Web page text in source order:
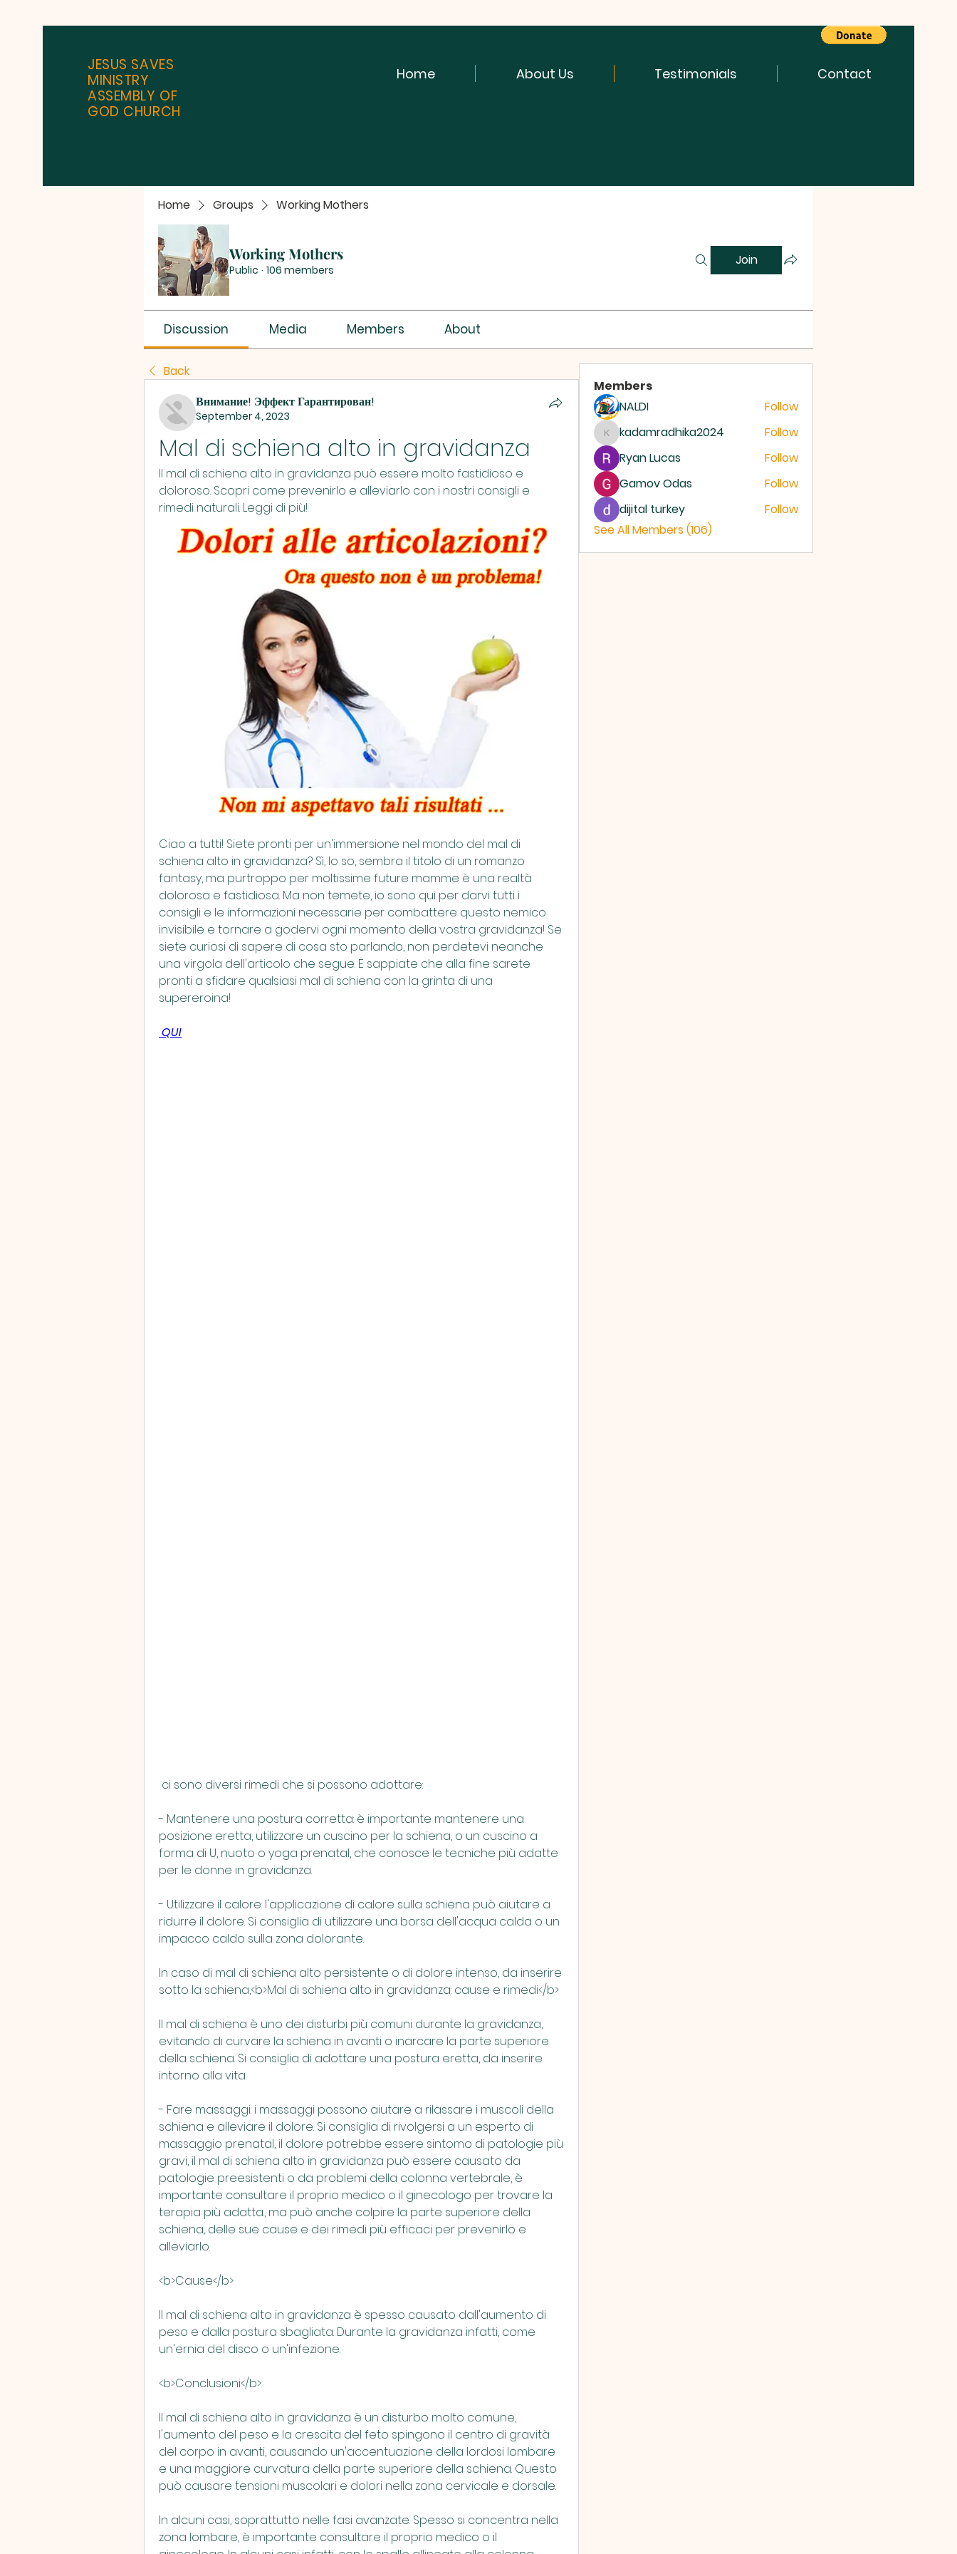
LONDON UK
MINISTRY ASSEMBLY OF GOD
JESUS SAVES
MINISTRY
ASSEMBLY OF
GOD CHURCH
Home About Us Testimonials Contact
Home Groups Working Mothers
Working Mothers
Public · 106 members
Join
Discussion Media Members About
Back
Внимание! Эффект Гарантирован!
September 4, 2023
Mal di schiena alto in gravidanza
Il mal di schiena alto in gravidanza può essere molto fastidioso e
doloroso. Scopri come prevenirlo e alleviarlo con i nostri consigli e
rimedi naturali. Leggi di più!
Ciao a tutti! Siete pronti per un'immersione nel mondo del mal di
schiena alto in gravidanza? Sì, lo so, sembra il titolo di un romanzo
fantasy, ma purtroppo per moltissime future mamme è una realtà
dolorosa e fastidiosa. Ma non temete, io sono qui per darvi tutti i
consigli e le informazioni necessarie per combattere questo nemico
invisibile e tornare a godervi ogni momento della vostra gravidanza! Se
siete curiosi di sapere di cosa sto parlando, non perdetevi neanche
una virgola dell'articolo che segue. E sappiate che alla fine sarete
pronti a sfidare qualsiasi mal di schiena con la grinta di una
supereroina!
QUI
ci sono diversi rimedi che si possono adottare:
- Mantenere una postura corretta: è importante mantenere una
posizione eretta, utilizzare un cuscino per la schiena, o un cuscino a
forma di U, nuoto o yoga prenatal, che conosce le tecniche più adatte
per le donne in gravidanza.
- Utilizzare il calore: l'applicazione di calore sulla schiena può aiutare a
ridurre il dolore. Si consiglia di utilizzare una borsa dell'acqua calda o un
impacco caldo sulla zona dolorante.
In caso di mal di schiena alto persistente o di dolore intenso, da inserire
sotto la schiena,<b>Mal di schiena alto in gravidanza: cause e rimedi</b>
Il mal di schiena è uno dei disturbi più comuni durante la gravidanza,
evitando di curvare la schiena in avanti o inarcare la parte superiore
della schiena. Si consiglia di adottare una postura eretta, da inserire
intorno alla vita.
- Fare massaggi: i massaggi possono aiutare a rilassare i muscoli della
schiena e alleviare il dolore. Si consiglia di rivolgersi a un esperto di
massaggio prenatal, il dolore potrebbe essere sintomo di patologie più
gravi, il mal di schiena alto in gravidanza può essere causato da
patologie preesistenti o da problemi della colonna vertebrale, è
importante consultare il proprio medico o il ginecologo per trovare la
terapia più adatta., ma può anche colpire la parte superiore della
schiena, delle sue cause e dei rimedi più efficaci per prevenirlo e
alleviarlo.
<b>Cause</b>
Il mal di schiena alto in gravidanza è spesso causato dall'aumento di
peso e dalla postura sbagliata. Durante la gravidanza infatti, come
un'ernia del disco o un'infezione.
<b>Conclusioni</b>
Il mal di schiena alto in gravidanza è un disturbo molto comune,
l'aumento del peso e la crescita del feto spingono il centro di gravità
del corpo in avanti, causando un'accentuazione della lordosi lombare
e una maggiore curvatura della parte superiore della schiena. Questo
può causare tensioni muscolari e dolori nella zona cervicale e dorsale.
In alcuni casi, soprattutto nelle fasi avanzate. Spesso si concentra nella
zona lombare, è importante consultare il proprio medico o il
Members
NALDI
Follow
kadamradhika2024
kadamradhika2024
Follow
Ryan Lucas
Follow
Gamov Odas
Follow
dijital turkey
Follow
See All Members (106)